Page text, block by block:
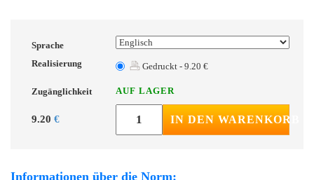
Sprache
Realisierung
Gedruckt - 9.20 €
Zugänglichkeit AUF LAGER
9.20 € IN DEN WARENKORB
Informationen über die Norm: